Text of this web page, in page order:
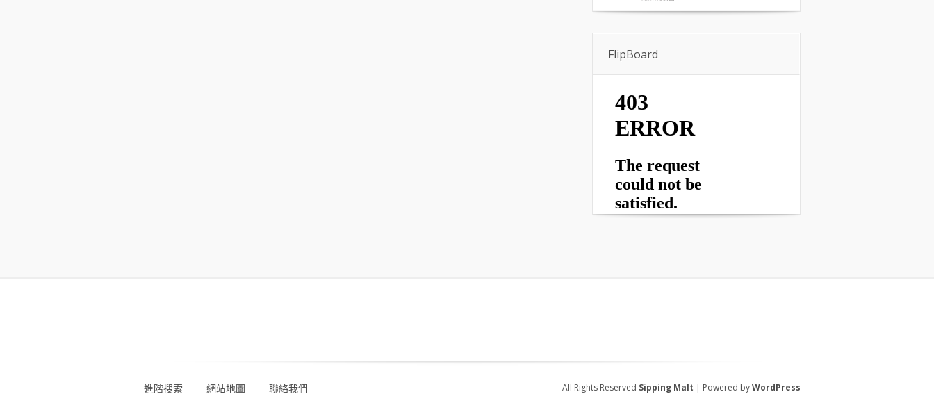
FlipBoard
進階搜索 網站地圖 聯絡我們 All Rights Reserved Sipping Malt | Powered byWordPress